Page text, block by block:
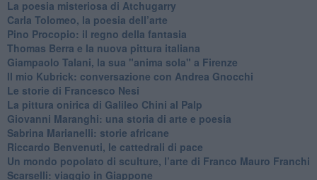
​La poesia misteriosa di Atchugarry
Carla Tolomeo, la poesia dell’arte
Pino Procopio: il regno della fantasia
Thomas Berra e la nuova pittura italiana
Giampaolo Talani, la sua "anima sola" a Firenze
Il mio Kubrick: conversazione con Andrea Gnocchi
Le storie di Francesco Nesi
​La pittura onirica di Galileo Chini al Palp
​Giovanni Maranghi: una storia di arte e poesia
Sabrina Marianelli: storie africane
​Riccardo Benvenuti, le cattedrali di pace
​Un mondo popolato di sculture, l’arte di Franco Mauro Franchi
​Scarselli: viaggio in Giappone